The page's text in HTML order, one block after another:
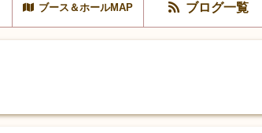
ブース＆ホールMAP ブログ一覧